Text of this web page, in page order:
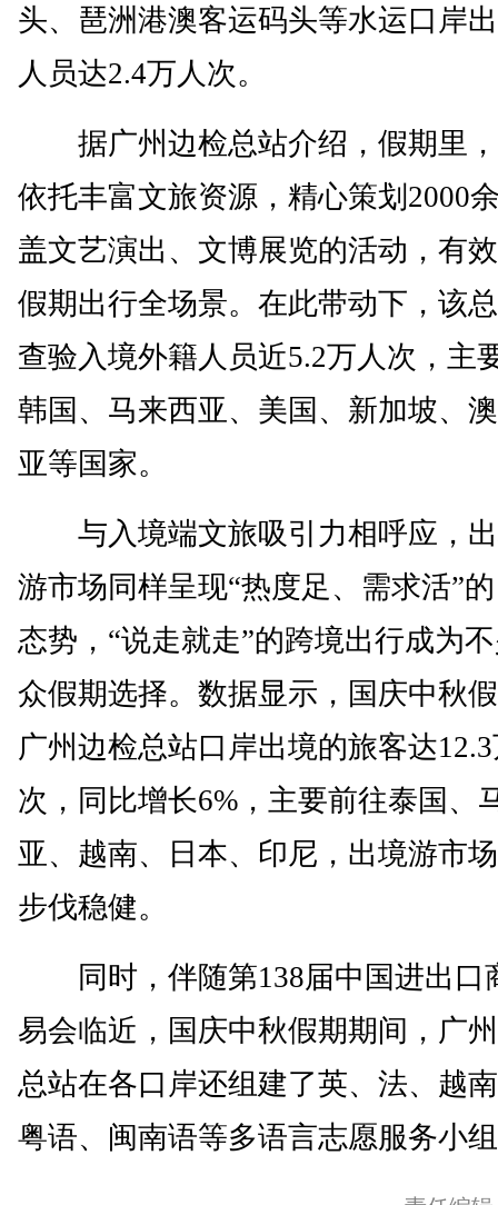
头、琶洲港澳客运码头等水运口岸
人员达2.4万人次。
据广州边检总站介绍，假期里
依托丰富文旅资源，精心策划2000
盖文艺演出、文博展览的活动，有
假期出行全场景。在此带动下，该
查验入境外籍人员近5.2万人次，主
韩国、马来西亚、美国、新加坡、
亚等国家。
与入境端文旅吸引力相呼应，
游市场同样呈现“热度足、需求活”
态势，“说走就走”的跨境出行成为
众假期选择。数据显示，国庆中秋
广州边检总站口岸出境的旅客达
次，同比增长6%，主要前往泰国、
亚、越南、日本、印尼，出境游市
步伐稳健。
同时，伴随第138届中国进出口
易会临近，国庆中秋假期期间，广
总站在各口岸还组建了英、法、越
粤语、闽南语等多语言志愿服务小